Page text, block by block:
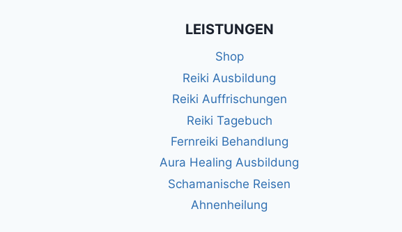
LEISTUNGEN
Shop
Reiki Ausbildung
Reiki Auffrischungen
Reiki Tagebuch
Fernreiki Behandlung
Aura Healing Ausbildung
Schamanische Reisen
Ahnenheilung